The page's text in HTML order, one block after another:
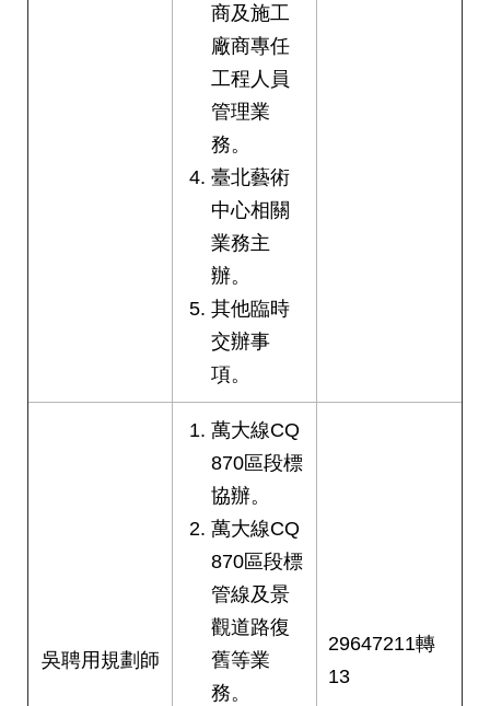
商及施工
廠商專任
工程人員
管理業
務。
臺北藝術
中心相關
業務主
辦。
其他臨時
交辦事
項。
吳聘用規劃師
萬大線CQ
870區段標
協辦。
萬大線CQ
870區段標
管線及景
觀道路復
舊等業
務。
29647211轉
13